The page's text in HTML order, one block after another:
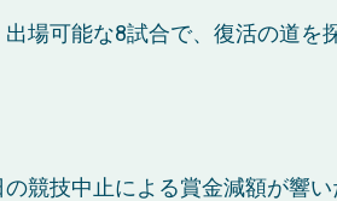
場可能な8試合で、復活の道を
競技中止による賞金減額が響い